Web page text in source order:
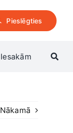
Pieslēgties
Iesakām
Nākamā